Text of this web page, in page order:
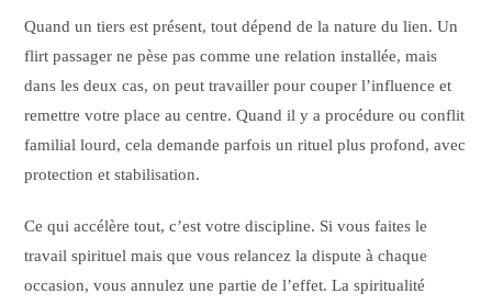
Quand un tiers est présent, tout dépend de la nature du lien. Un
flirt passager ne pèse pas comme une relation installée, mais
dans les deux cas, on peut travailler pour couper l’influence et
remettre votre place au centre. Quand il y a procédure ou conflit
familial lourd, cela demande parfois un rituel plus profond, avec
protection et stabilisation.
Ce qui accélère tout, c’est votre discipline. Si vous faites le
travail spirituel mais que vous relancez la dispute à chaque
occasion, vous annulez une partie de l’effet. La spiritualité